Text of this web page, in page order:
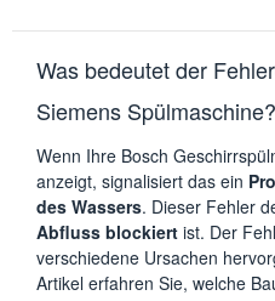
Was bedeutet der
Siemens Spülmaschine?
Wenn Ihre Bosch
anzeigt, signalisiert das ein
des Wassers. Dieser Fehler
Abfluss blockiert ist. Der
verschiedene Ursachen
Artikel erfahren Sie, welche